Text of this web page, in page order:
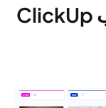
1. قالب مصغرات اليوتيوب ClickUp